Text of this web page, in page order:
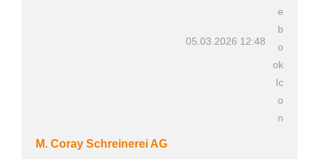
05.03.2026 12:48
M. Coray Schreinerei AG